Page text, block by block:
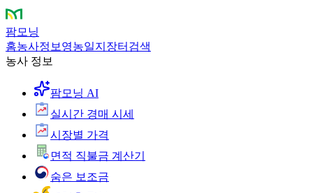
팜모닝
홈농사정보 영농일지 장터 검색
농사 정보
팜모닝 AI
실시간 경매 시세
시장별 가격
면적 직불금 계산기
숨은 보조금